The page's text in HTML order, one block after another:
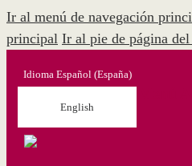
Ir al menú de navegación
principal Ir al pie de página
Idioma Español (España)
English